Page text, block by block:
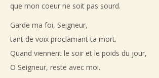
que mon coeur ne soit pas sourd.
Garde ma foi, Seigneur,
tant de voix proclamant ta mort.
Quand viennent le soir et le poids du jour,
O Seigneur, reste avec moi.